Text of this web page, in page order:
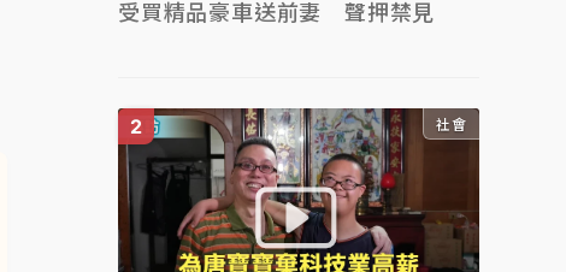
受買精品豪車送前妻 聲押禁見
社會